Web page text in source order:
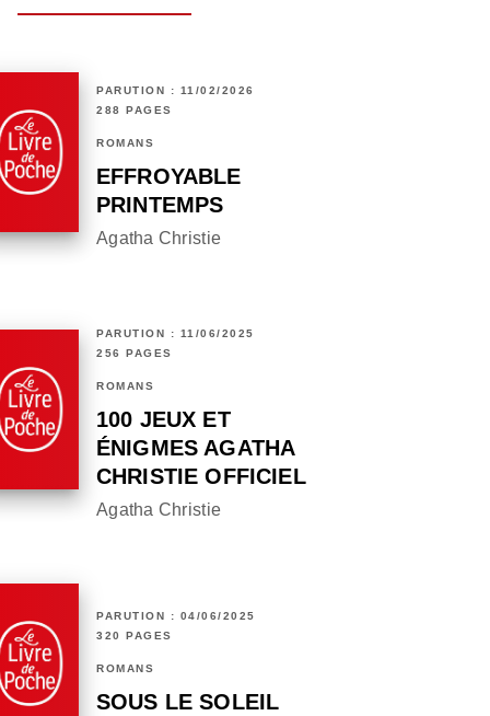
PARUTION : 11/02/2026
288 PAGES
ROMANS
EFFROYABLE
PRINTEMPS
Agatha Christie
PARUTION : 11/06/2025
256 PAGES
ROMANS
100 JEUX ET
ÉNIGMES AGATHA
CHRISTIE OFFICIEL
Agatha Christie
PARUTION : 04/06/2025
320 PAGES
ROMANS
SOUS LE SOLEIL